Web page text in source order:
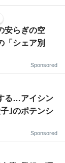
安らぎの空
「シェア別
Sponsored
る…アイシン
｣のポテンシ
Sponsored